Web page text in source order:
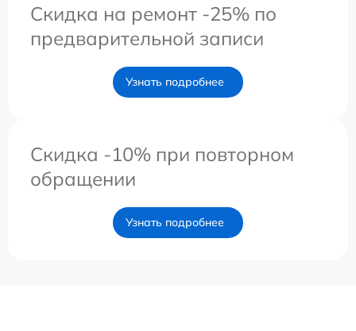
Скидка на ремонт -25% по
предварительной записи
Узнать подробнее
Скидка -10% при повторном
обращении
Узнать подробнее